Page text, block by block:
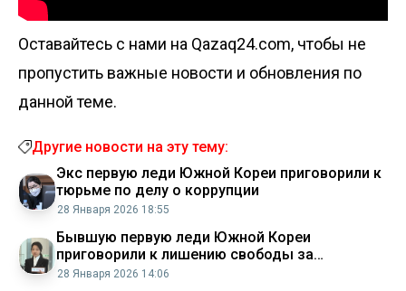
Оставайтесь с нами на Qazaq24.com, чтобы не
пропустить важные новости и обновления по
данной теме.
Другие новости на эту тему:
Экс первую леди Южной Кореи приговорили к
тюрьме по делу о коррупции
28 Января 2026 18:55
Бывшую первую леди Южной Кореи
приговорили к лишению свободы за
получение дорогих подарков
28 Января 2026 14:06